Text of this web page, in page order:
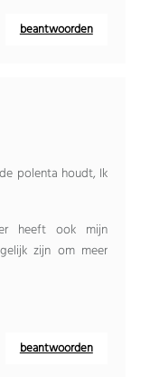
beantwoorden
polenta houdt, Ik
heeft ook mijn
zijn om meer
beantwoorden